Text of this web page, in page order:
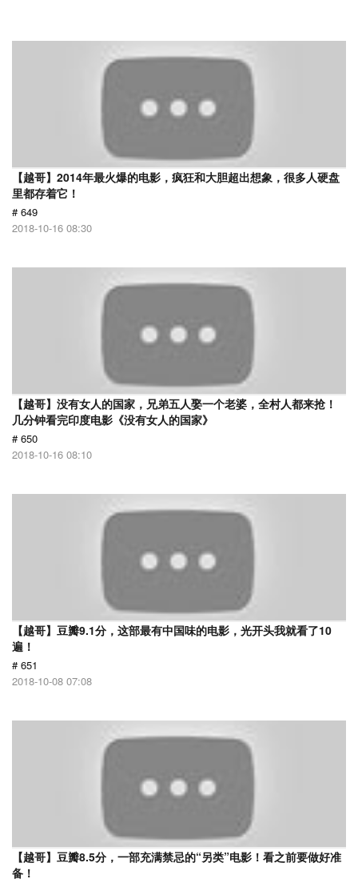
【越哥】2014年最火爆的电影，疯狂和大胆超出想象，很多人硬盘
里都存着它！
# 649
2018-10-16 08:30
【越哥】没有女人的国家，兄弟五人娶一个老婆，全村人都来抢！
几分钟看完印度电影《没有女人的国家》
# 650
2018-10-16 08:10
【越哥】豆瓣9.1分，这部最有中国味的电影，光开头我就看了10
遍！
# 651
2018-10-08 07:08
【越哥】豆瓣8.5分，一部充满禁忌的“另类”电影！看之前要做好准
备！